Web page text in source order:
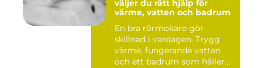
väljer du rätt hjälp för
värme, vatten och badrum
En bra rörmokare gör
skillnad i vardagen. Trygg
värme, fungerande vatten
och ett badrum som håller